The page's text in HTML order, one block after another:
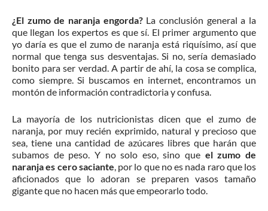
¿El zumo de naranja engorda?La conclusión general a la
que llegan los expertos es que sí. El primer argumento que
yo daría es que el zumo de naranja está riquísimo, así que
normal que tenga sus desventajas. Si no, sería demasiado
bonito para ser verdad. A partir de ahí, la cosa se complica,
como siempre. Si buscamos en internet, encontramos un
montón de información contradictoria y confusa.
La mayoría de los nutricionistas dicen que el zumo de
naranja, por muy recién exprimido, natural y precioso que
sea, tiene una cantidad de azúcares libres que harán que
subamos de peso. Y no solo eso, sino que el zumo de
naranja es cero saciante, por lo que no es nada raro que los
aficionados que lo adoran se preparen vasos tamaño
gigante que no hacen más que empeorarlo todo.